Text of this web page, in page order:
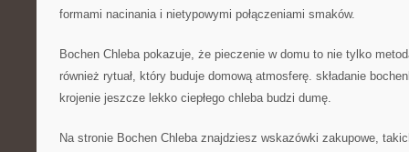
formami nacinania i nietypowymi połączeniami smaków.
Bochen Chleba pokazuje, że pieczenie w domu to nie tylko
również rytuał, który buduje domową atmosferę. składanie
krojenie jeszcze lekko ciepłego chleba budzi dumę.
Na stronie Bochen Chleba znajdziesz wskazówki zakupowe,